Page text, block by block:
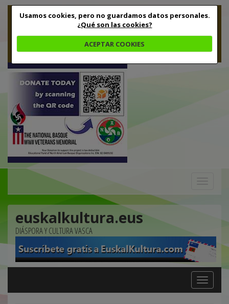
Usamos cookies, pero no guardamos datos personales.
¿Qué son las cookies?
ACEPTAR COOKIES
euskalkultura.eus
DIÁSPORA Y CULTURA VASCA
Toggle
navigation